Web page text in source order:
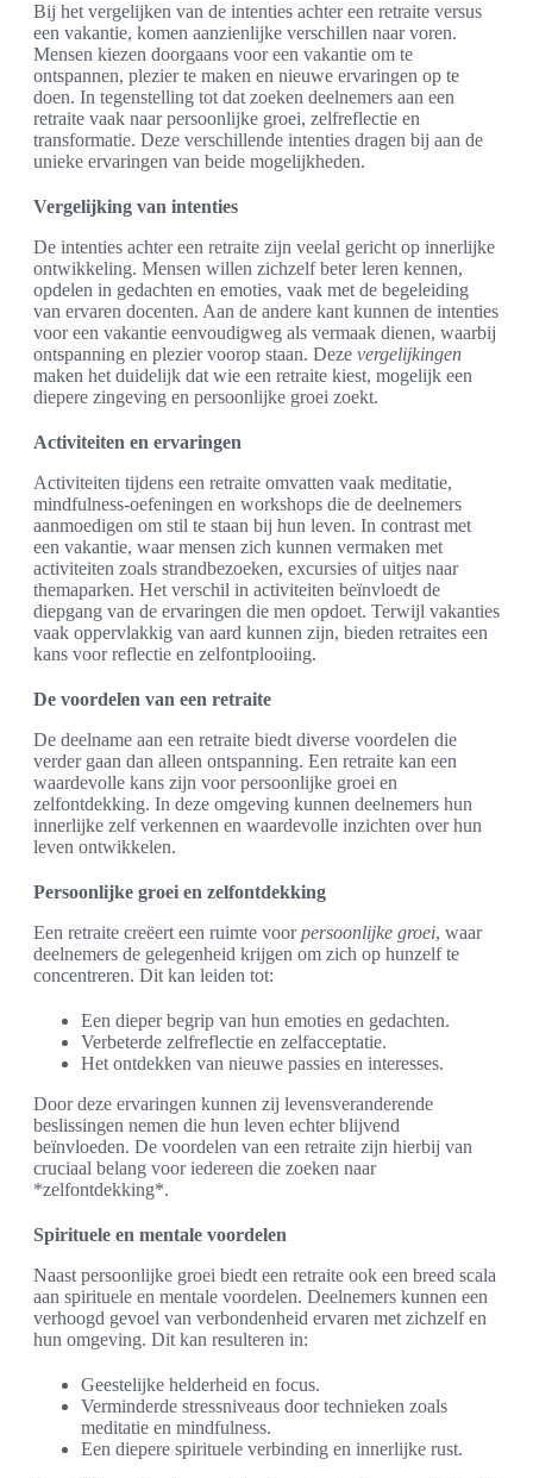
Bij het vergelijken van de intenties achter een retraite versus
een vakantie, komen aanzienlijke verschillen naar voren.
Mensen kiezen doorgaans voor een vakantie om te
ontspannen, plezier te maken en nieuwe ervaringen op te
doen. In tegenstelling tot dat zoeken deelnemers aan een
retraite vaak naar persoonlijke groei, zelfreflectie en
transformatie. Deze verschillende intenties dragen bij aan de
unieke ervaringen van beide mogelijkheden.
Vergelijking van intenties
De intenties achter een retraite zijn veelal gericht op innerlijke
ontwikkeling. Mensen willen zichzelf beter leren kennen,
opdelen in gedachten en emoties, vaak met de begeleiding
van ervaren docenten. Aan de andere kant kunnen de intenties
voor een vakantie eenvoudigweg als vermaak dienen, waarbij
ontspanning en plezier voorop staan. Deze vergelijkingen
maken het duidelijk dat wie een retraite kiest, mogelijk een
diepere zingeving en persoonlijke groei zoekt.
Activiteiten en ervaringen
Activiteiten tijdens een retraite omvatten vaak meditatie,
mindfulness-oefeningen en workshops die de deelnemers
aanmoedigen om stil te staan bij hun leven. In contrast met
een vakantie, waar mensen zich kunnen vermaken met
activiteiten zoals strandbezoeken, excursies of uitjes naar
themaparken. Het verschil in activiteiten beïnvloedt de
diepgang van de ervaringen die men opdoet. Terwijl vakanties
vaak oppervlakkig van aard kunnen zijn, bieden retraites een
kans voor reflectie en zelfontplooiing.
De voordelen van een retraite
De deelname aan een retraite biedt diverse voordelen die
verder gaan dan alleen ontspanning. Een retraite kan een
waardevolle kans zijn voor persoonlijke groei en
zelfontdekking. In deze omgeving kunnen deelnemers hun
innerlijke zelf verkennen en waardevolle inzichten over hun
leven ontwikkelen.
Persoonlijke groei en zelfontdekking
Een retraite creëert een ruimte voorpersoonlijke groei, waar
deelnemers de gelegenheid krijgen om zich op hunzelf te
concentreren. Dit kan leiden tot:
Een dieper begrip van hun emoties en gedachten.
Verbeterde zelfreflectie en zelfacceptatie.
Het ontdekken van nieuwe passies en interesses.
Door deze ervaringen kunnen zij levensveranderende
beslissingen nemen die hun leven echter blijvend
beïnvloeden. De voordelen van een retraite zijn hierbij van
cruciaal belang voor iedereen die zoeken naar
*zelfontdekking*.
Spirituele en mentale voordelen
Naast persoonlijke groei biedt een retraite ook een breed scala
aan spirituele en mentale voordelen. Deelnemers kunnen een
verhoogd gevoel van verbondenheid ervaren met zichzelf en
hun omgeving. Dit kan resulteren in:
Geestelijke helderheid en focus.
Verminderde stressniveaus door technieken zoals
meditatie en mindfulness.
Een diepere spirituele verbinding en innerlijke rust.